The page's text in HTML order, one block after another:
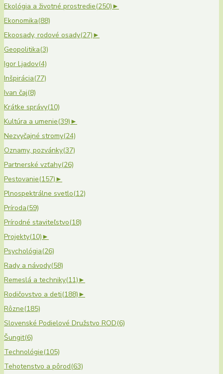
Ekológia a životné prostredie(250)►
Ekonomika(88)
Ekoosady, rodové osady(27)►
Geopolitika(3)
Igor Ljadov(4)
Inšpirácia(77)
Ivan čaj(8)
Krátke správy(10)
Kultúra a umenie(39)►
Nezvyčajné stromy(24)
Oznamy, pozvánky(37)
Partnerské vzťahy(26)
Pestovanie(157)►
Plnospektrálne svetlo(12)
Príroda(59)
Prírodné staviteľstvo(18)
Projekty(10)►
Psychológia(26)
Rady a návody(58)
Remeslá a techniky(11)►
Rodičovstvo a deti(188)►
Rôzne(185)
Slovenské Podielové Družstvo ROD(6)
Šungit(6)
Technológie(105)
Tehotenstvo a pôrod(63)